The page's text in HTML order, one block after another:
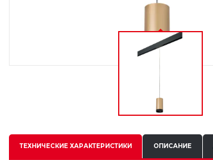
ТЕХНИЧЕСКИЕХАРАКТЕРИСТИКИ ОПИСАНИЕ